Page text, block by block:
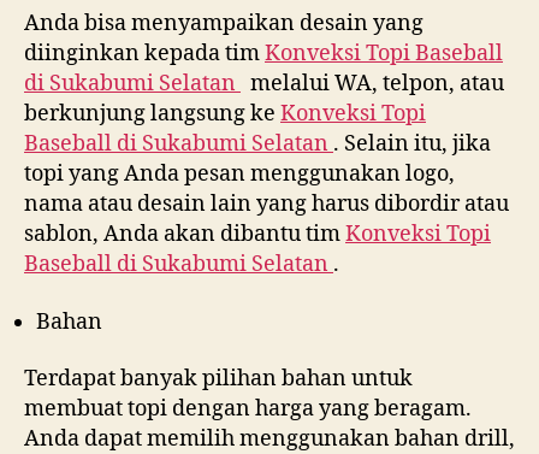
Anda bisa menyampaikan desain yang
diinginkan kepada timKonveksi Topi Baseball
di Sukabumi Selatan melalui WA, telpon, atau
berkunjung langsung ke Konveksi Topi
Baseball di Sukabumi Selatan . Selain itu, jika
topi yang Anda pesan menggunakan logo,
nama atau desain lain yang harus dibordir atau
sablon, Anda akan dibantu timKonveksi Topi
Baseball di Sukabumi Selatan .
Bahan
Terdapat banyak pilihan bahan untuk
membuat topi dengan harga yang beragam.
Anda dapat memilih menggunakan bahan drill,